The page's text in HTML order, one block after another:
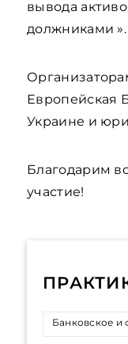
вывода
должниками ».
Европейская
Украине и
Благодарим
участие!
Банковское и